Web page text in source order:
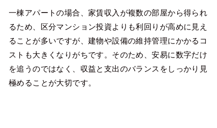
一棟アパートの場合、家賃収入が複数の部屋から得られ
るため、区分マンション投資よりも利回りが高めに見え
ることが多いですが、建物や設備の維持管理にかかるコ
ストも大きくなりがちです。そのため、安易に数字だけ
を追うのではなく、収益と支出のバランスをしっかり見
極めることが大切です。